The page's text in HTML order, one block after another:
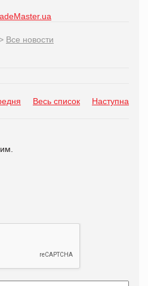
Все новости
Весь список Наступна